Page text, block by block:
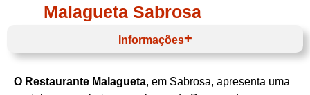
Malagueta Sabrosa
O Restaurante Malagueta, em Sabrosa, apresenta uma
Informações
Horário de funcionamento